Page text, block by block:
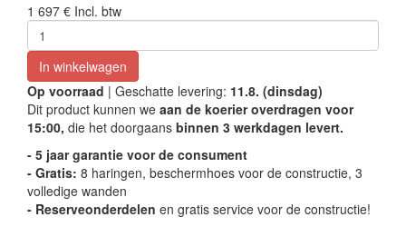
1 697 € Incl. btw
In winkelwagen
Op voorraad | Geschatte levering: 11.8. (dinsdag)
Dit product kunnen we aan de koerier overdragen voor
15:00, die het doorgaans binnen 3 werkdagen levert.
- 5 jaar garantie voor de consument
- Gratis: 8 haringen, beschermhoes voor de constructie, 3
volledige wanden
- Reserveonderdelen en gratis service voor de constructie!